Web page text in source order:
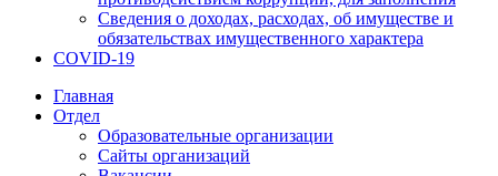
Сведения о доходах, расходах, об имуществе и
обязательствах имущественного характера
COVID-19
Главная
Отдел
Образовательные организации
Сайты организаций